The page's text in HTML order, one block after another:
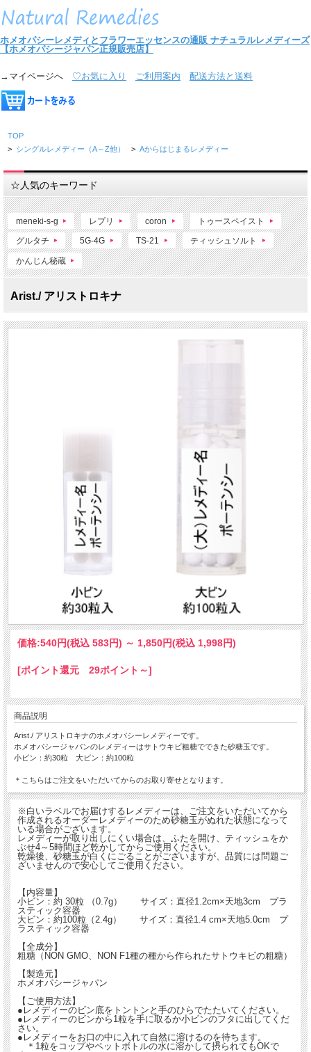
ホメオパシーレメディとフラワーエッセンスの通販 ナチュラルレメディーズ
【ホメオパシージャパン正規販売店】
→マイページへ ♡お気に入り ご利用案内 配送方法と送料
TOP
> シングルレメディー（A～Z他） > Aからはじまるレメディー
☆人気のキーワード
meneki-s-g レプリ coron トゥースペイスト
グルタチ 5G-4G TS-21 ティッシュソルト
かんじん秘蔵
Arist./ アリストロキナ
価格:540円(税込 583円) ～ 1,850円(税込 1,998円)
[ポイント還元 29ポイント～]
商品説明
Arist./ アリストロキナのホメオパシーレメディーです。
ホメオパシージャパンのレメディーはサトウキビ粗糖でできた砂糖玉です。
小ビン：約30粒 大ビン：約100粒
＊こちらはご注文をいただいてからのお取り寄せとなります。
※白いラベルでお届けするレメディーは、ご注文をいただいてから
作成されるオーダーレメディーのため砂糖玉がぬれた状態になって
いる場合がございます。
レメディーが取り出しにくい場合は、ふたを開け、ティッシュをか
ぶせ4～5時間ほど乾かしてからご使用ください。
乾燥後、砂糖玉が白くにごることがございますが、品質には問題ご
ざいませんので安心してご使用ください。
【内容量】
小ビン：約 30粒 （0.7g） サイズ：直径1.2cm×天地3cm プラ
スティック容器
大ビン：約100粒（2.4g） サイズ：直径1.4 cm×天地5.0cm プ
ラスティック容器
【全成分】
粗糖（NON GMO、NON F1種の種から作られたサトウキビの粗糖）
【製造元】
ホメオパシージャパン
【ご使用方法】
●レメディーのビン底をトントンと手のひらでたたいてください。
●レメディーのビンから1粒を手に取るか小ビンのフタに出してくだ
さい。
●レメディーをお口の中に入れて自然に溶けるのを待ちます。
＊1粒をコップやペットボトルの水に溶かして摂られてもOKで